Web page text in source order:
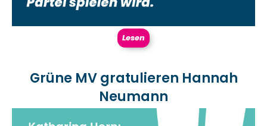
Lesen
Grüne MV gratulieren Hannah
Neumann